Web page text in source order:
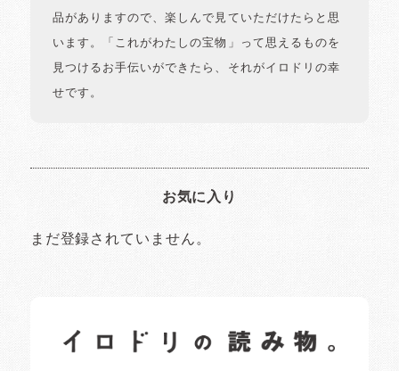
品がありますので、楽しんで見ていただけたらと思
います。「これがわたしの宝物」って思えるものを
見つけるお手伝いができたら、それがイロドリの幸
せです。
お気に入り
まだ登録されていません。
日常の様子など随時更新中です。